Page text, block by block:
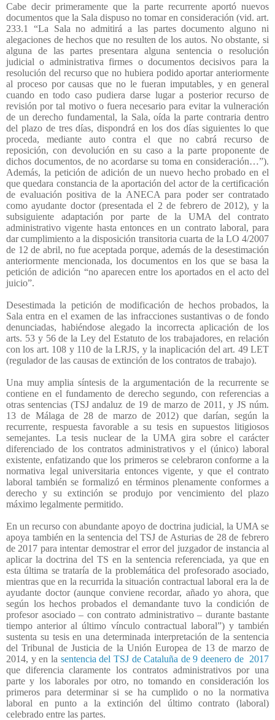
Cabe decir primeramente que la parte recurrente aportó nuevos
documentos que la Sala dispuso no tomar en consideración (vid. art.
233.1 “La Sala no admitirá a las partes documento alguno ni
alegaciones de hechos que no resulten de los autos. No obstante, si
alguna de las partes presentara alguna sentencia o resolución
judicial o administrativa firmes o documentos decisivos para la
resolución del recurso que no hubiera podido aportar anteriormente
al proceso por causas que no le fueran imputables, y en general
cuando en todo caso pudiera darse lugar a posterior recurso de
revisión por tal motivo o fuera necesario para evitar la vulneración
de un derecho fundamental, la Sala, oída la parte contraria dentro
del plazo de tres días, dispondrá en los dos días siguientes lo que
proceda, mediante auto contra el que no cabrá recurso de
reposición, con devolución en su caso a la parte proponente de
dichos documentos, de no acordarse su toma en consideración…”).
Además, la petición de adición de un nuevo hecho probado en el
que quedara constancia de la aportación del actor de la certificación
de evaluación positiva de la ANECA para poder ser contratado
como ayudante doctor (presentada el 2 de febrero de 2012), y la
subsiguiente adaptación por parte de la UMA del contrato
administrativo vigente hasta entonces en un contrato laboral, para
dar cumplimiento a la disposición transitoria cuarta de la LO 4/2007
de 12 de abril, no fue aceptada porque, además de la desestimación
anteriormente mencionada, los documentos en los que se basa la
petición de adición “no aparecen entre los aportados en el acto del
juicio”.
Desestimada la petición de modificación de hechos probados, la
Sala entra en el examen de las infracciones sustantivas o de fondo
denunciadas, habiéndose alegado la incorrecta aplicación de los
arts. 53 y 56 de la Ley del Estatuto de los trabajadores, en relación
con los art. 108 y 110 de la LRJS, y la inaplicación del art. 49 LET
(regulador de las causas de extinción de los contratos de trabajo).
Una muy amplia síntesis de la argumentación de la recurrente se
contiene en el fundamento de derecho segundo, con referencias a
otras sentencias (TSJ andaluz de 19 de marzo de 2011, y JS núm.
13 de Málaga de 28 de marzo de 2012) que darían, según la
recurrente, respuesta favorable a su tesis en supuestos litigiosos
semejantes. La tesis nuclear de la UMA gira sobre el carácter
diferenciado de los contratos administrativos y el (único) laboral
existente, enfatizando que los primeros se celebraron conforme a la
normativa legal universitaria entonces vigente, y que el contrato
laboral también se formalizó en términos plenamente conformes a
derecho y su extinción se produjo por vencimiento del plazo
máximo legalmente permitido.
En un recurso con abundante apoyo de doctrina judicial, la UMA se
apoya también en la sentencia del TSJ de Asturias de 28 de febrero
de 2017 para intentar demostrar el error del juzgador de instancia al
aplicar la doctrina del TS en la sentencia referenciada, ya que en
esta última se trataría de la problemática del profesorado asociado,
mientras que en la recurrida la situación contractual laboral era la de
ayudante doctor (aunque conviene recordar, añado yo ahora, que
según los hechos probados el demandante tuvo la condición de
profesor asociado – con contrato administrativo – durante bastante
tiempo anterior al último vínculo contractual laboral”) y también
sustenta su tesis en una determinada interpretación de la sentencia
del Tribunal de Justicia de la Unión Europea de 13 de marzo de
2014, y en la sentencia del TSJ de Cataluña de 9 deenero de 2017
que diferencia claramente los contratos administrativos por una
parte y los laborales por otro, no tomando en consideración los
primeros para determinar si se ha cumplido o no la normativa
laboral en punto a la extinción del último contrato (laboral)
celebrado entre las partes.